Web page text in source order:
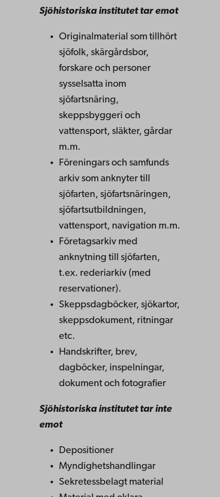
Sjöhistoriska institutet tar emot
Originalmaterial som tillhört
sjöfolk, skärgårdsbor,
forskare och personer
sysselsatta inom
sjöfartsnäring,
skeppsbyggeri och
vattensport, släkter, gårdar
m.m.
Föreningars och samfunds
arkiv som anknyter till
sjöfarten, sjöfartsnäringen,
sjöfartsutbildningen,
vattensport, navigation m.m.
Företagsarkiv med
anknytning till sjöfarten,
t.ex. rederiarkiv (med
reservationer).
Skeppsdagböcker, sjökartor,
skeppsdokument, ritningar
etc.
Handskrifter, brev,
dagböcker, inspelningar,
dokument och fotografier
Sjöhistoriska institutet tar inte
emot
Depositioner
Myndighetshandlingar
Sekretessbelagt material